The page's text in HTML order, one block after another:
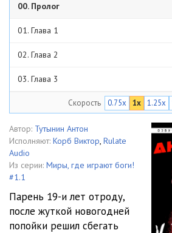
00. Пролог
01. Глава 1
02. Глава 2
03. Глава 3
05. Глава 5
06. Глава 6
07. Глава 7
08. Глава 8
09. Глава 9
Скорость 0.75x 1x 1.25x
Автор: Тутынин Антон
Исполняют: Корб Виктор, Rulate
Audio
Из серии: Миры, где играют боги!
#1.1
Парень 19-и лет отроду,
после жуткой новогодней
попойки решил сбегать